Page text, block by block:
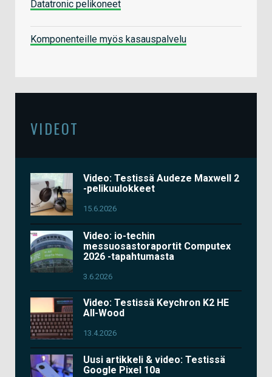
Datatronic pelikoneet
Komponenteille myös kasauspalvelu
VIDEOT
Video: Testissä Audeze Maxwell 2
-pelikuulokkeet
15.6.2026
Video: io-techin
messuosastoraportit Computex
2026 -tapahtumasta
3.6.2026
Video: Testissä Keychron K2 HE
All-Wood
13.4.2026
Uusi artikkeli & video: Testissä
Google Pixel 10a